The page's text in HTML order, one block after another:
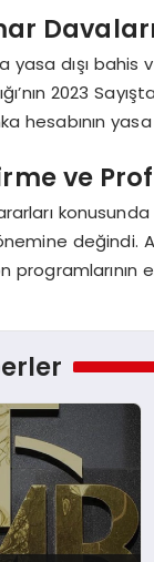
yasa dışı
2023
hesabının
ve
değindi.
programlarının